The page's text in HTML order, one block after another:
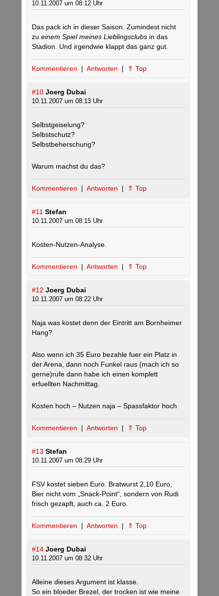
10.11.2007 um 08:12 Uhr
Das pack ich in dieser Saison. Zumindest nicht
zu einem Spiel meines Lieblingsclubs in das
Stadion. Und irgendwie klappt das ganz gut.
Kommentieren | Antworten | ⇑ Top
#10 Joerg Dubai
10.11.2007 um 08:13 Uhr
Selbstgeiselung?
Selbstschutz?
Selbstbeherschung?
Warum machst du das?
Kommentieren | Antworten | ⇑ Top
#11 Stefan
10.11.2007 um 08:15 Uhr
Kosten-Nutzen-Analyse.
Kommentieren | Antworten | ⇑ Top
#12 Joerg Dubai
10.11.2007 um 08:22 Uhr
Naja was kostet denn der Eintritt am Bornheimer
Hang?
Also wenn ich 35 Euro bezahle fuer ein Platz in
der Arena, dann noch Funkel raus (mach ich so
gerne)rufe dann habe ich einen komplett
erfuellten Nachmittag.
Kosten hoch – Nutzen naja – Spassfaktor hoch
Kommentieren | Antworten | ⇑ Top
#13 Stefan
10.11.2007 um 08:29 Uhr
FSV kostet sieben Euro. Bratwurst 2,10 Euro,
Bier nicht vom „Snack-Point“, sondern von Rudi
frisch gezapft, auch ca. 2 Euro.
Kommentieren | Antworten | ⇑ Top
#14 Joerg Dubai
10.11.2007 um 08:32 Uhr
Alleine dieses Argument ist klasse.
So ein bloeder Brezel, der trocken ist wie meine